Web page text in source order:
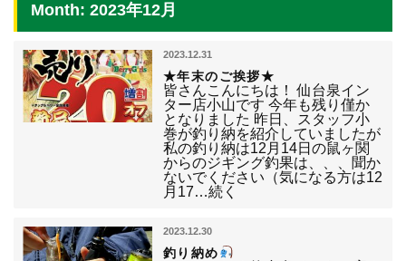
Month: 2023年12月
2023.12.31
★年末のご挨拶★
皆さんこんにちは！ 仙台泉イン
ター店小山です 今年も残り僅か
となりました 昨日、スタッフ小
巻が釣り納を紹介していましたが
私の釣り納は12月14日の鼠ヶ関
からのジギング釣果は、、、聞か
ないでください（気になる方は12
月17…続く
2023.12.30
釣り納め